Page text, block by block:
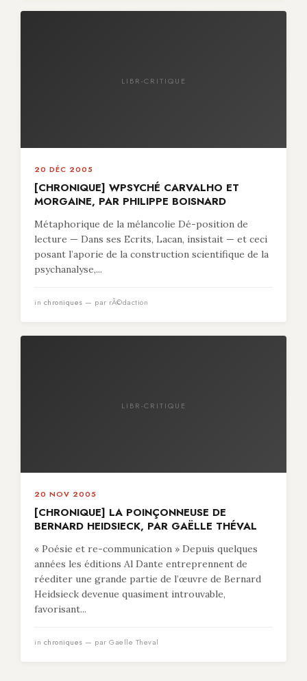
LIBR-CRITIQUE
20 DÉC 2005
[CHRONIQUE] WPSYCHÉ CARVALHO ET
MORGAINE, PAR PHILIPPE BOISNARD
Métaphorique de la mélancolie Dé-position de
lecture — Dans ses Ecrits, Lacan, insistait — et ceci
posant l’aporie de la construction scientifique de la
psychanalyse,...
in chroniques — par rÃ©daction
LIBR-CRITIQUE
20 NOV 2005
[CHRONIQUE] LA POINÇONNEUSE DE
BERNARD HEIDSIECK, PAR GAËLLE THÉVAL
« Poésie et re-communication » Depuis quelques
années les éditions Al Dante entreprennent de
réediter une grande partie de l’œuvre de Bernard
Heidsieck devenue quasiment introuvable,
favorisant...
in chroniques — par Gaelle Theval